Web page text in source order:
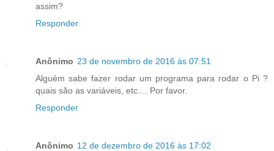
assim?
Responder
Anônimo 23 de novembro de 2016 às 07:51
Alguém sabe fazer rodar um programa para rodar o Pi ?
quais são as variáveis, etc.... Por favor.
Responder
Anônimo 12 de dezembro de 2016 às 17:02